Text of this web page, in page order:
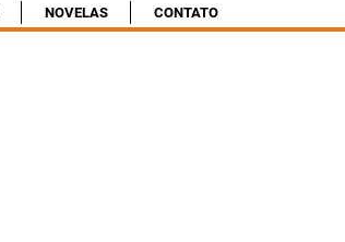
NOVELAS CONTATO